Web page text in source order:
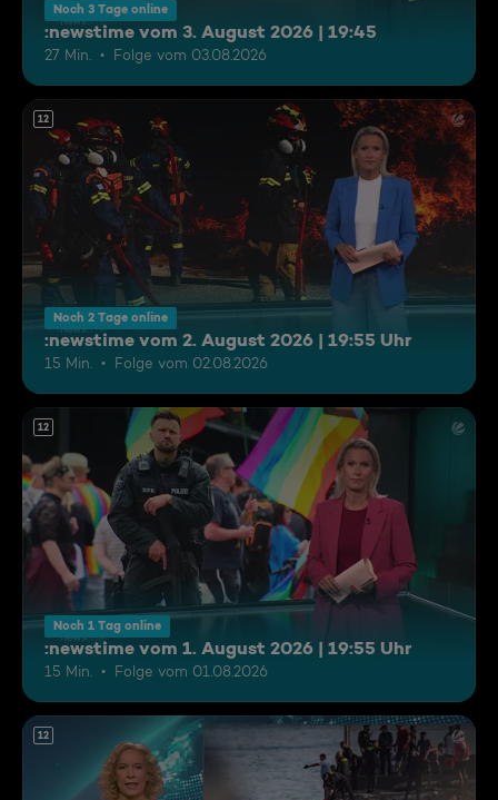
Noch 3 Tage online
:newstime vom 3. August 2026 | 19:45
27 Min. Folge vom 03.08.2026
12
Noch 2 Tage online
:newstime vom 2. August 2026 | 19:55 Uhr
15 Min. Folge vom 02.08.2026
12
Noch 1 Tag online
:newstime vom 1. August 2026 | 19:55 Uhr
15 Min. Folge vom 01.08.2026
12